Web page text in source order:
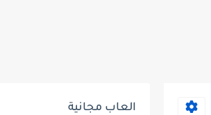
العاب مجانية